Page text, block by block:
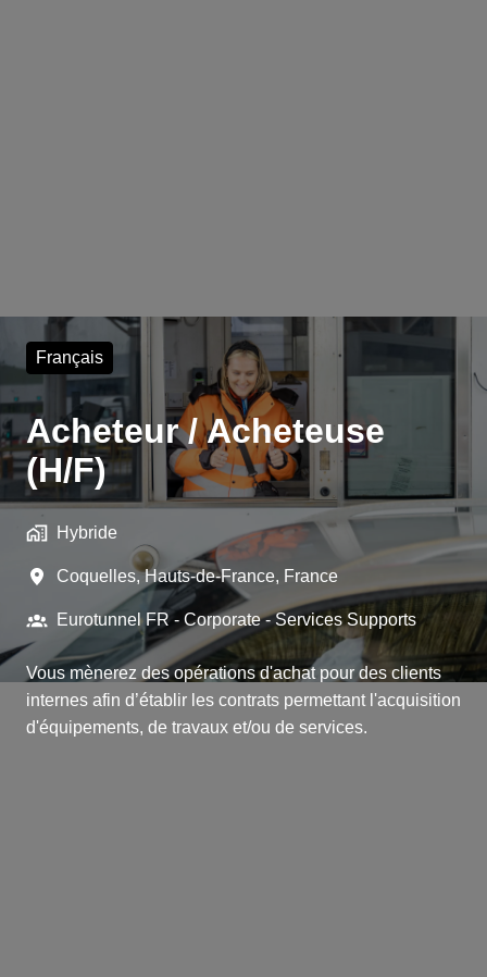
Français
Acheteur / Acheteuse
(H/F)
Hybride
Coquelles, Hauts-de-France, France
Eurotunnel FR - Corporate - Services Supports
Vous mènerez des opérations d'achat pour des clients
internes afin d’établir les contrats permettant l'acquisition
d'équipements, de travaux et/ou de services.